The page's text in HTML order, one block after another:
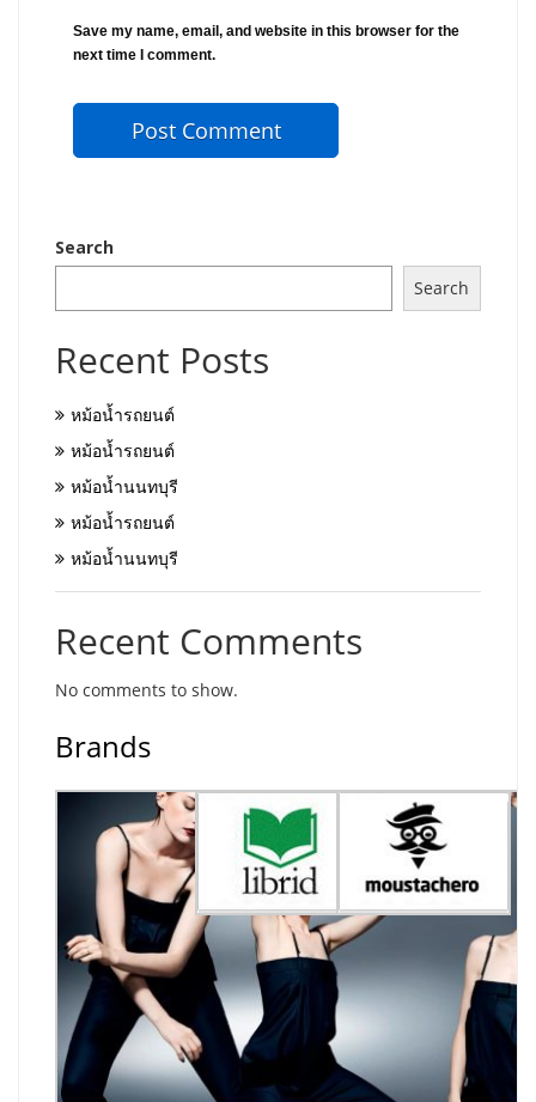
Save my name, email, and website in this browser for the
next time I comment.
Search
Search
Recent Posts
หม้อน้ำรถยนต์
หม้อน้ำรถยนต์
หม้อน้ำนนทบุรี
หม้อน้ำรถยนต์
หม้อน้ำนนทบุรี
Recent Comments
No comments to show.
Brands